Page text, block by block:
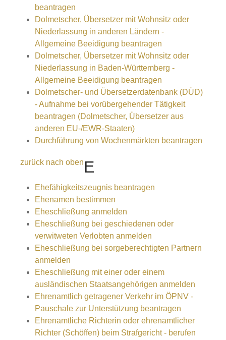
beantragen
Dolmetscher, Übersetzer mit Wohnsitz oder
Niederlassung in anderen Ländern -
Allgemeine Beeidigung beantragen
Dolmetscher, Übersetzer mit Wohnsitz oder
Niederlassung in Baden-Württemberg -
Allgemeine Beeidigung beantragen
Dolmetscher- und Übersetzerdatenbank (DÜD)
- Aufnahme bei vorübergehender Tätigkeit
beantragen (Dolmetscher, Übersetzer aus
anderen EU-/EWR-Staaten)
Durchführung von Wochenmärkten beantragen
zurück nach obenE
Ehefähigkeitszeugnis beantragen
Ehenamen bestimmen
Eheschließung anmelden
Eheschließung bei geschiedenen oder
verwitweten Verlobten anmelden
Eheschließung bei sorgeberechtigten Partnern
anmelden
Eheschließung mit einer oder einem
ausländischen Staatsangehörigen anmelden
Ehrenamtlich getragener Verkehr im ÖPNV -
Pauschale zur Unterstützung beantragen
Ehrenamtliche Richterin oder ehrenamtlicher
Richter (Schöffen) beim Strafgericht - berufen